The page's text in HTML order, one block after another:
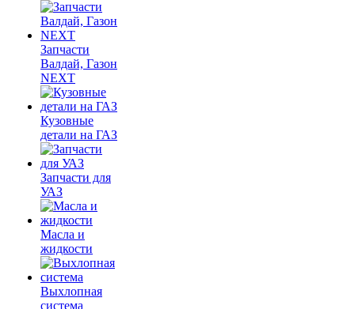
Запчасти
Валдай, Газон
NEXT
Кузовные
детали на ГАЗ
Запчасти для
УАЗ
Масла и
жидкости
Выхлопная
система